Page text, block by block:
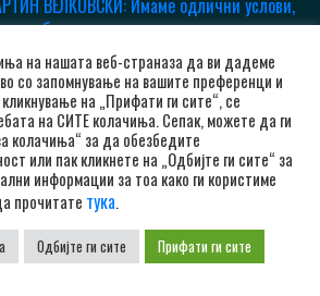
подобри
во Маврово, тренерот Лазаров
на РК Алкалоид
во ЕХФ Европскиот Куп
АЛКАЛОИД
на нашата веб-страназа да ви дадеме
со запомнување на вашите преференци и
на „Прифати ги сите“, се
на СИТЕ колачиња. Сепак, можете да ги
колачиња“ за да обезбедите
или пак кликнете на „Одбијте ги сите“ за
информации за тоа како ги користиме
прочитате тука.
Одбијте ги сите Прифати ги сите